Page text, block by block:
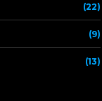
(22)
(9)
(13)